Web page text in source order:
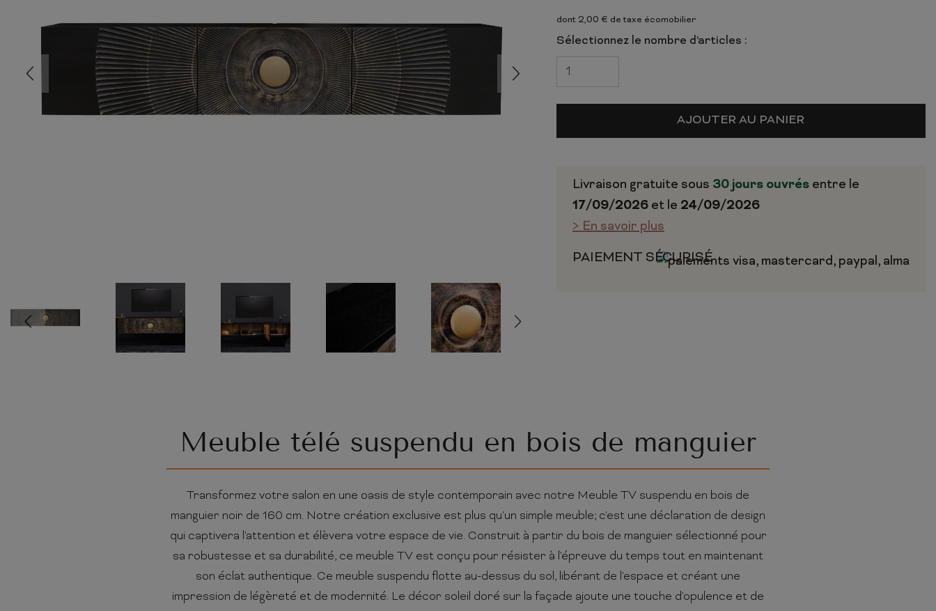
CHAMBRE COMPLÈTE
CHAMBRE COMPLÈTE
MEUBLE EN HÊTRE
dont 2,00 € de taxe écomobilier
Sélectionnez le nombre d'articles :
AJOUTER AU PANIER
Livraison gratuite sous 30 jours ouvrésentre le
17/09/2026et le 24/09/2026
> En savoir plus
PAIEMENT SÉCURISÉ
Meuble télé suspendu en bois de manguier
Transformez votre salon en une oasis de style contemporain avec notre Meuble TV suspendu en bois de
manguier noir de 160 cm. Notre création exclusive est plus qu'un simple meuble; c'est une déclaration de design
qui captivera l'attention et élèvera votre espace de vie. Construit à partir du bois de manguier sélectionné pour
sa robustesse et sa durabilité, ce meuble TV est conçu pour résister à l'épreuve du temps tout en maintenant
son éclat authentique. Ce meuble suspendu flotte au-dessus du sol, libérant de l'espace et créant une
impression de légèreté et de modernité. Le décor soleil doré sur la façade ajoute une touche d'opulence et de